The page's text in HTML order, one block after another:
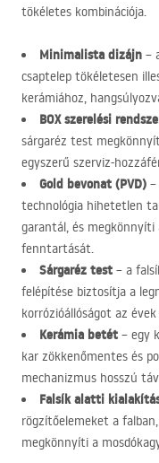
tökéletes kombinációja.
Minimalista dizájn –
csaptelep tökéletesen
kerámiához,
BOXszerelési
sárgaréz test
egyszerű szerviz-
Gold bevonat (PVD)
technológia hihetetlen
garantál, és
fenntartását.
Sárgaréz test – a
felépítése biztosítja a
korrózióállóságot az
Kerámia betét – egy
kar zökkenőmentes és
mechanizmus hosszú
Falsík alatti
rögzítőelemeket a
megkönnyíti a